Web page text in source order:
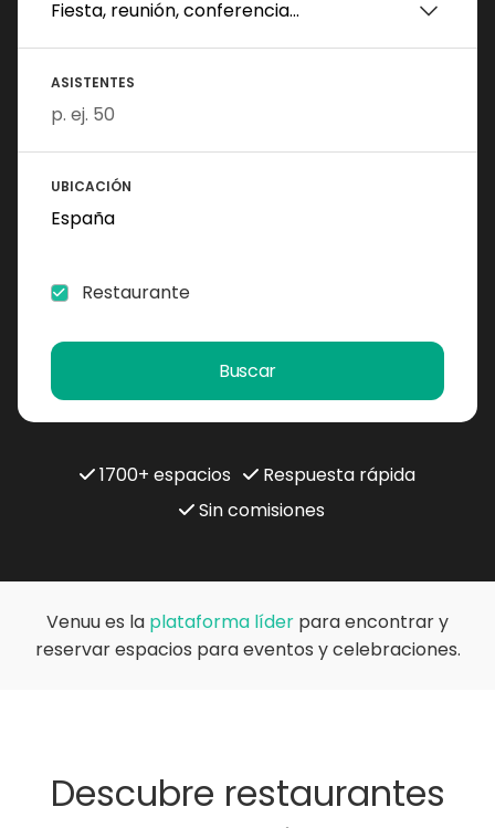
ASISTENTES
UBICACIÓN
Restaurante
Buscar
1700+ espacios
Respuesta rápida
Sin comisiones
Venuu es la plataforma líder para encontrar y
reservar espacios para eventos y celebraciones.
Descubre restaurantes